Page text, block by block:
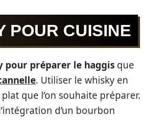
POUR CUISINE
pour préparer le haggis que
. Utiliser le whisky en
que l’on souhaite préparer.
d’un bourbon